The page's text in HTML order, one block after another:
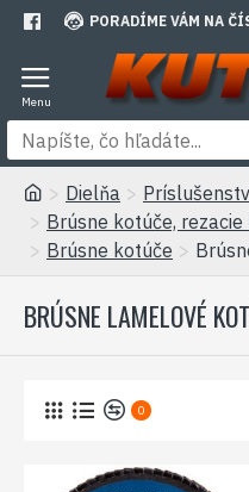
PORADÍME VÁM NA
Dielňa
Brúsne kotúče,
Brúsne kotúče
BRÚSNE LAMELOVÉ
0